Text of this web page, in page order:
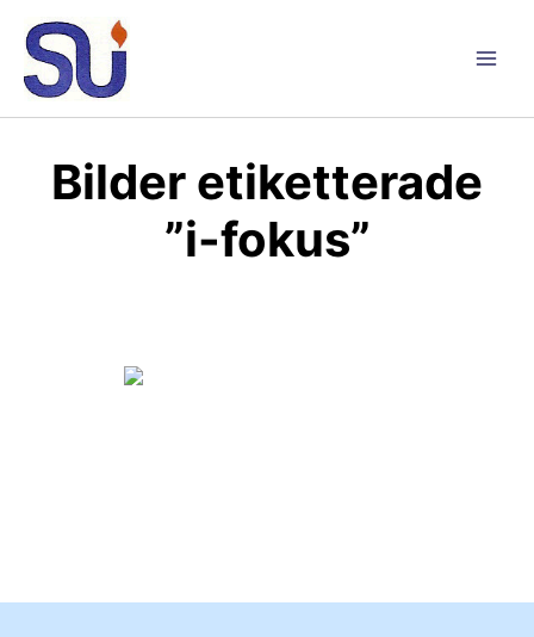
innehåll
Bilder etiketterade
”i-fokus”